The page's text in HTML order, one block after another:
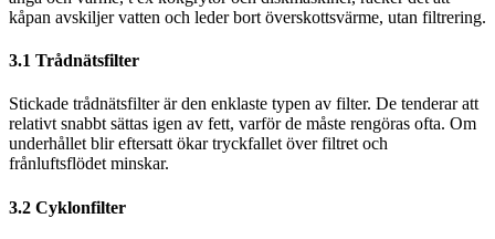
kåpan avskiljer vatten och leder bort överskottsvärme, utan filtrering.
3.1 Trådnätsfilter
Stickade trådnätsfilter är den enklaste typen av filter. De tenderar att
relativt snabbt sättas igen av fett, varför de måste rengöras ofta. Om
underhållet blir eftersatt ökar tryckfallet över filtret och
frånluftsflödet minskar.
3.2 Cyklonfilter